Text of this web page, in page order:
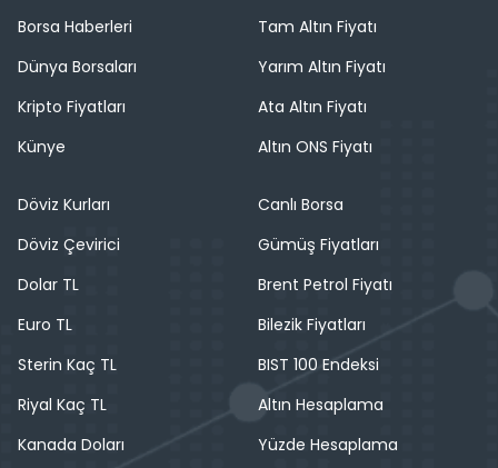
Borsa Haberleri
Dünya Borsaları
Kripto Fiyatları
Künye
Tam Altın Fiyatı
Yarım Altın Fiyatı
Ata Altın Fiyatı
Altın ONS Fiyatı
Döviz Kurları
Döviz Çevirici
Dolar TL
Euro TL
Sterin Kaç TL
Riyal Kaç TL
Kanada Doları
Canlı Borsa
Gümüş Fiyatları
Brent Petrol Fiyatı
Bilezik Fiyatları
BIST 100 Endeksi
Altın Hesaplama
Yüzde Hesaplama